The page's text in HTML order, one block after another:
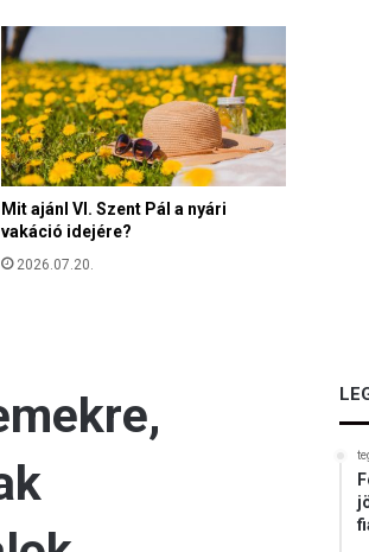
Mit ajánl VI. Szent Pál a nyári
vakáció idejére?
2026.07.20.